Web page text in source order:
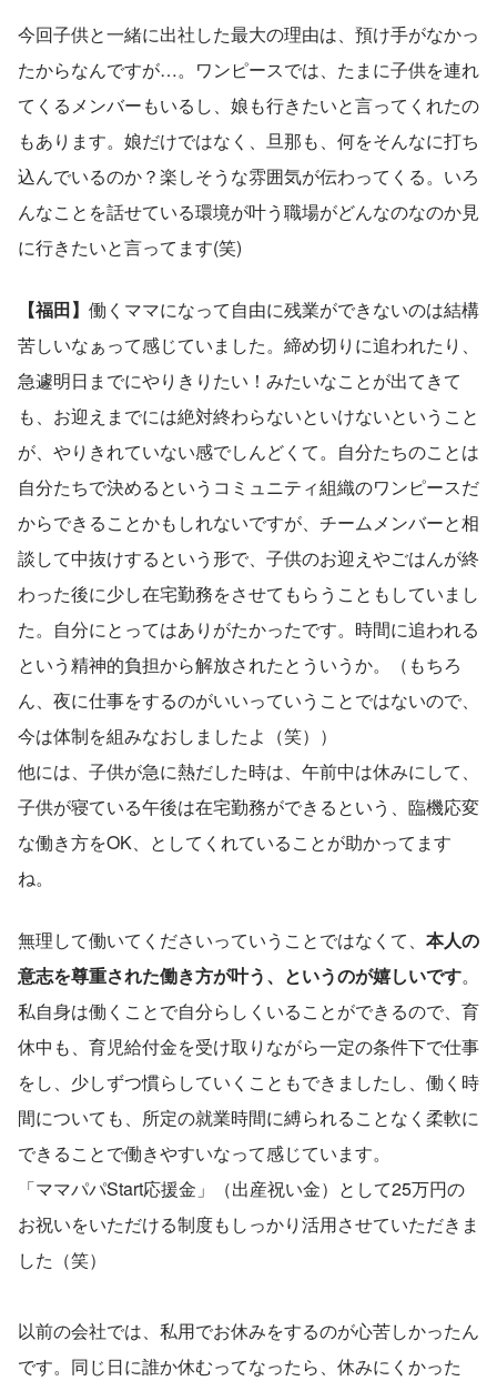
今回子供と一緒に出社した最大の理由は、預け手がなかっ
たからなんですが…。ワンピースでは、たまに子供を連れ
てくるメンバーもいるし、娘も行きたいと言ってくれたの
もあります。娘だけではなく、旦那も、何をそんなに打ち
込んでいるのか？楽しそうな雰囲気が伝わってくる。いろ
んなことを話せている環境が叶う職場がどんなのなのか見
に行きたいと言ってます(笑)
【福田】 働くママになって自由に残業ができないのは結構
苦しいなぁって感じていました。締め切りに追われたり、
急遽明日までにやりきりたい！みたいなことが出てきて
も、お迎えまでには絶対終わらないといけないということ
が、やりきれていない感でしんどくて。自分たちのことは
自分たちで決めるというコミュニティ組織のワンピースだ
からできることかもしれないですが、チームメンバーと相
談して中抜けするという形で、子供のお迎えやごはんが終
わった後に少し在宅勤務をさせてもらうこともしていまし
た。自分にとってはありがたかったです。時間に追われる
という精神的負担から解放されたとういうか。（もちろ
ん、夜に仕事をするのがいいっていうことではないので、
今は体制を組みなおしましたよ（笑））
他には、子供が急に熱だした時は、午前中は休みにして、
子供が寝ている午後は在宅勤務ができるという、臨機応変
な働き方をOK、としてくれていることが助かってます
ね。
無理して働いてくださいっていうことではなくて、 本人の
意志を尊重された働き方が叶う、というのが嬉しいです。
私自身は働くことで自分らしくいることができるので、育
休中も、育児給付金を受け取りながら一定の条件下で仕事
をし、少しずつ慣らしていくこともできましたし、働く時
間についても、所定の就業時間に縛られることなく柔軟に
できることで働きやすいなって感じています。
「ママパパStart応援金」（出産祝い金）として25万円の
お祝いをいただける制度もしっかり活用させていただきま
した（笑）
以前の会社では、私用でお休みをするのが心苦しかったん
です。同じ日に誰か休むってなったら、休みにくかった